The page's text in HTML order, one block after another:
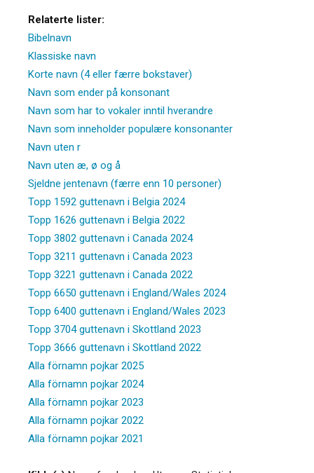
Relaterte lister:
Bibelnavn
Klassiske navn
Korte navn (4 eller færre bokstaver)
Navn som ender på konsonant
Navn som har to vokaler inntil hverandre
Navn som inneholder populære konsonanter
Navn uten r
Navn uten æ, ø og å
Sjeldne jentenavn (færre enn 10 personer)
Topp 1592 guttenavn i Belgia 2024
Topp 1626 guttenavn i Belgia 2022
Topp 3802 guttenavn i Canada 2024
Topp 3211 guttenavn i Canada 2023
Topp 3221 guttenavn i Canada 2022
Topp 6650 guttenavn i England/Wales 2024
Topp 6400 guttenavn i England/Wales 2023
Topp 3704 guttenavn i Skottland 2023
Topp 3666 guttenavn i Skottland 2022
Alla förnamn pojkar 2025
Alla förnamn pojkar 2024
Alla förnamn pojkar 2023
Alla förnamn pojkar 2022
Alla förnamn pojkar 2021